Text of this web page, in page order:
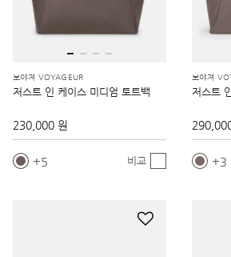
보야져 VOYAGEUR
저스트 인 케이스 미디엄 토트백
230,000 원
5 비교
보야져
저스트
3